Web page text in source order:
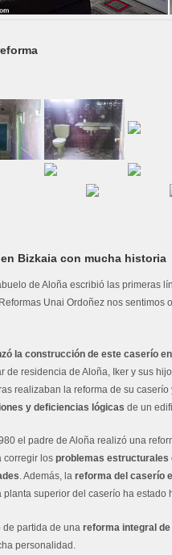
Bizkaia con mucha historia
de Aloña escribió las primeras
Unai Ordoñez nos
la construcción de este caserío
de residencia de Aloña, Iker y sus
realizaban la reforma de su
y deficiencias lógicas de un
el padre de Aloña realizó una
corregir los problemas estructurales
. Además, la reforma del caserío
planta superior del caserío ha estado
de partida de una reforma integral
personalidad.